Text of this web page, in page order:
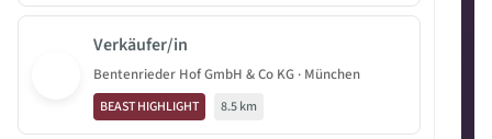
Verkäufer/in
Bentenrieder Hof GmbH & Co KG · München
BEAST HIGHLIGHT 8.5 km